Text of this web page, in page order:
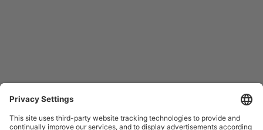
ZASADA DZIAŁANIA